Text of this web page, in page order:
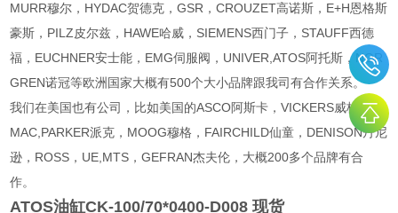
MURR穆尔，HYDAC贺德克，GSR，CROUZET高诺斯，E+H恩格斯
豪斯，PILZ皮尔兹，HAWE哈威，SIEMENS西门子，STAUFF西德
福，EUCHNER安士能，EMG伺服阀，UNIVER,ATOS阿托斯，NOR
GREN诺冠等欧洲国家大概有500个大小品牌跟我司有合作关系。
我们在美国也有公司，比如美国的ASCO阿斯卡，VICKERS威格士，
MAC,PARKER派克，MOOG穆格，FAIRCHILD仙童，DENISON丹尼
逊，ROSS，UE,MTS，GEFRAN杰夫伦，大概200多个品牌有合
作。
ATOS油缸CK-100/70*0400-D008 现货